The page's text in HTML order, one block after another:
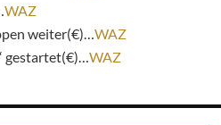
WAZ
weiter(€)… WAZ
gestartet(€)… WAZ